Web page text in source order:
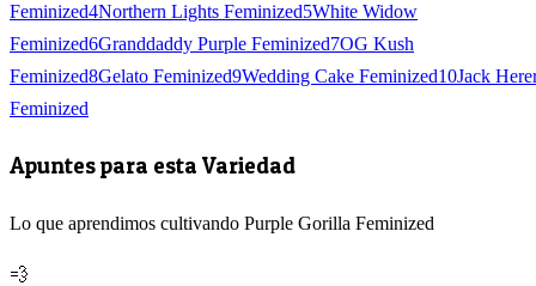
Feminized4Northern Lights Feminized5White Widow
Feminized6Granddaddy Purple Feminized7OG Kush
Feminized8Gelato Feminized9Wedding Cake Feminized10Jack
Feminized
Apuntes para esta Variedad
Lo que aprendimos cultivando Purple Gorilla Feminized
💨